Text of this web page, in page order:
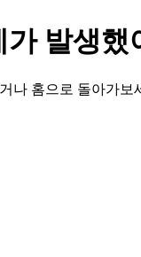
발생했
나 홈으로 돌아가보